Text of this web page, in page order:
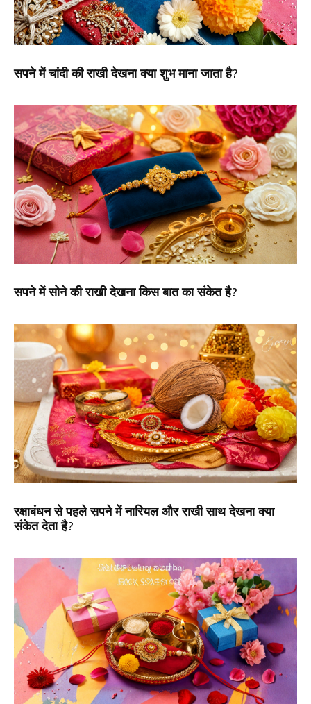
सपने में चांदी की राखी देखना क्या शुभ माना जाता है?
सपने में सोने की राखी देखना किस बात का संकेत है?
रक्षाबंधन से पहले सपने में नारियल और राखी साथ देखना क्या
संकेत देता है?